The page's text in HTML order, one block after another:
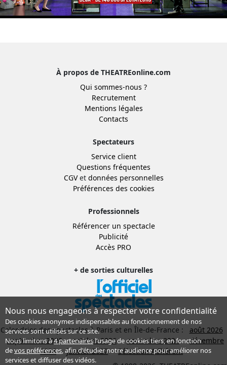
À propos de THEATREonline.com
Qui sommes-nous ?
Recrutement
Mentions légales
Contacts
Spectateurs
Service client
Questions fréquentes
CGVet données personnelles
Préférences des cookies
Professionnels
Référencer un spectacle
Publicité
Accès PRO
+ de sorties culturelles
Calendrier des spectacles à Paris et en Île-de-France :
août 2026
septembre 2026
octobre 2026 novembre 2026
décembre
2026
janvier 2027
Sélection Adhérent
Nous nous engageons à respecter votre confidentialité
Des cookies anonymes indispensables au fonctionnement de nos
services sont utilisés sur ce site.
Nous limitons à4 partenairesl’usage de cookies tiers, en fonction
devos préférences, afin d'étudier notre audience pour améliorer nos
services et diffuser des vidéos.